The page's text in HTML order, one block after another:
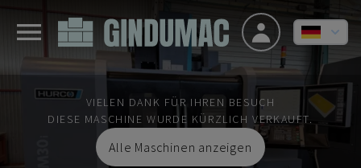
VIELEN DANK FÜR IHREN BESUCH
DIESE MASCHINE WURDE KÜRZLICH VERKAUFT.
Alle Maschinen anzeigen